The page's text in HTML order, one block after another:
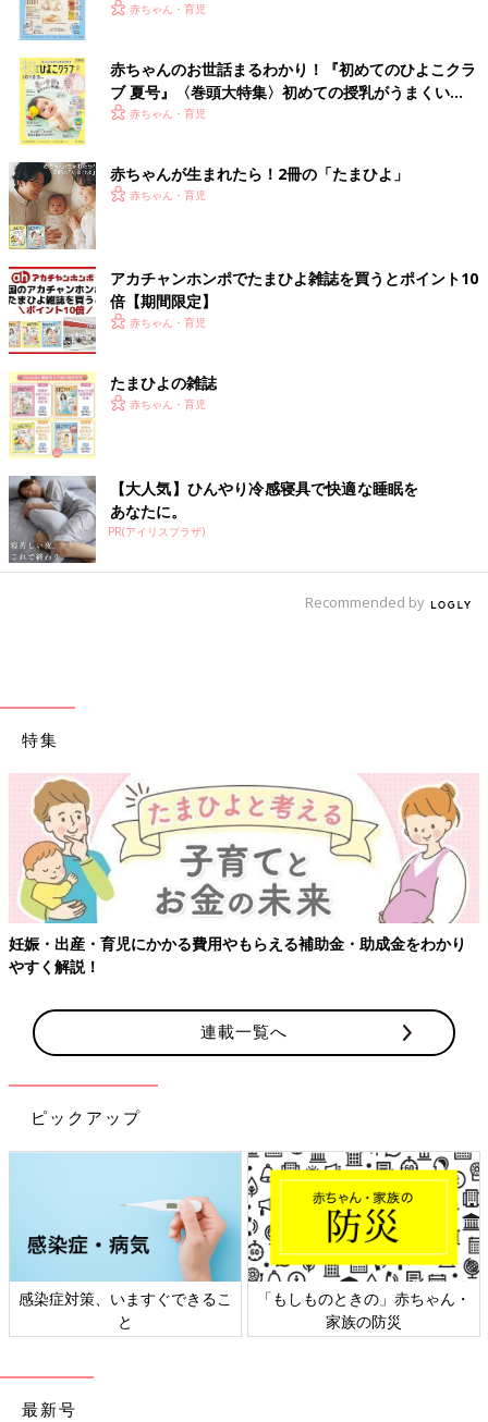
いっぱい！
赤ちゃん・育児
赤ちゃんのお世話まるわかり！『初めてのひよこクラ
ブ 夏号』〈巻頭大特集〉初めての授乳がうまくい
く！ おっぱい・ミルクの基本と夏のトラブル 解決テ
赤ちゃん・育児
赤ちゃんが生まれたら！2冊の「たまひよ」
赤ちゃん・育児
アカチャンホンポでたまひよ雑誌を買うとポイント10
倍【期間限定】
赤ちゃん・育児
たまひよの雑誌
赤ちゃん・育児
【大人気】ひんやり冷感寝具で快適な睡眠を
あなたに。
PR(アイリスプラザ)
Recommended by
特集
妊娠・出産・育児にかかる費用やもらえる補助金・助成金をわかり
やすく解説！
連載一覧へ
ピックアップ
感染症対策、いますぐできるこ
と
「もしものときの」赤ちゃん・
家族の防災
最新号